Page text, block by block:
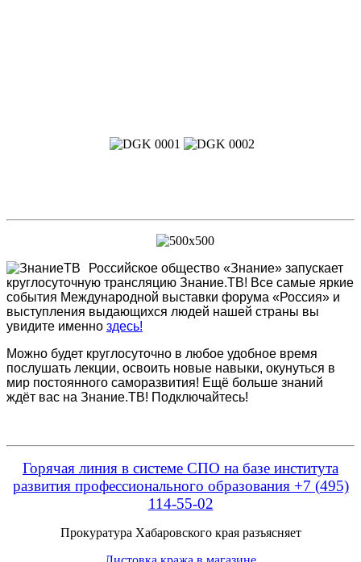
Российское общество «Знание» запускает
круглосуточную трансляцию Знание.ТВ! Все самые яркие
события Международной выставки форума «Россия» и
выступления выдающихся людей нашей страны вы
увидите именно здесь!
Можно будет круглосуточно в любое удобное время
послушать лекции, освоить новые навыки, окунуться в
мир постоянного саморазвития! Ещё больше знаний
ждёт вас на Знание.ТВ! Подключайтесь!
Горячая линия в системе СПО на базе института
развития профессионального образования +7 (495)
114-55-02
Прокуратура Хабаровского края разъясняет